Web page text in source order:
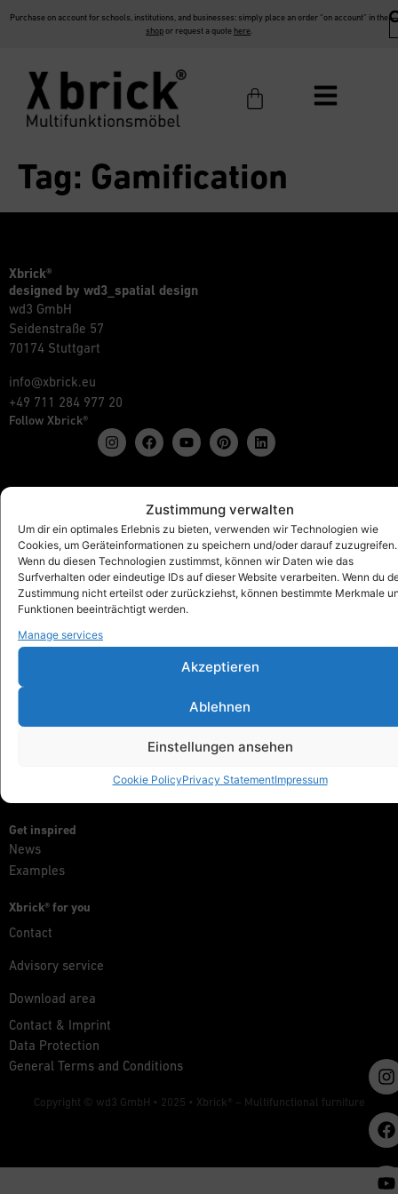
Zustimmung verwalten
Um dir ein optimales Erlebnis zu bieten, verwenden wir Technologien wie
Cookies, um Geräteinformationen zu speichern und/oder darauf zuzugreifen.
Wenn du diesen Technologien zustimmst, können wir Daten wie das
Surfverhalten oder eindeutige IDs auf dieser Website verarbeiten. Wenn du
Zustimmung nicht erteilst oder zurückziehst, können bestimmte Merkmale
Funktionen beeinträchtigt werden.
Manage services
Akzeptieren
Ablehnen
Einstellungen ansehen
Cookie PolicyPrivacy StatementImpressum
Purchase on account for schools, institutions, and businesses: simply place an order “on account” in the
shopor request a quote here
Tag: Gamification
Xbrick®
designed by wd3_spatial design
wd3 GmbH
Seidenstraße 57
70174 Stuttgart
info@xbrick.eu
+49 711 284 977 20
Follow Xbrick®
Show all
Xbrick® The Original
Xbrick® accessories
Xbrick® sets
Schools & Kindergartens
Health & fitness
Get inspired
News
Examples
Xbrick® for you
Contact
Advisory service
Download area
Contact & Imprint
Data Protection
General Terms and Conditions
Copyright © wd3 GmbH • 2025 • Xbrick® – Multifunctional furniture